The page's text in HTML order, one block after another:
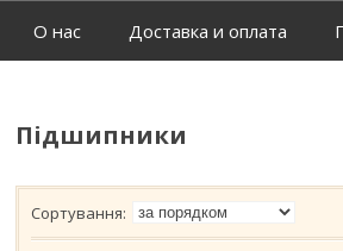
О нас Доставка и оплата
Підшипники